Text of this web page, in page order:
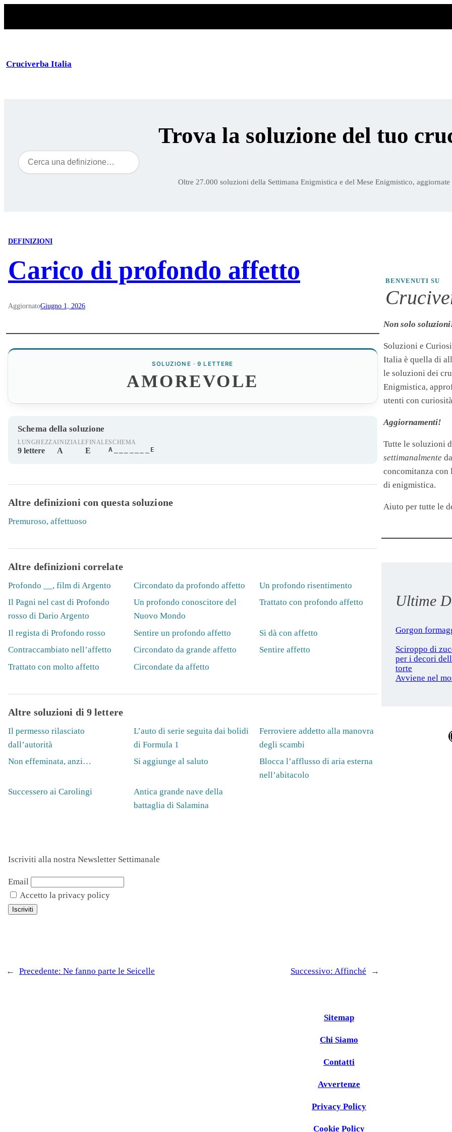
Cruciverba Italia
Trova la soluzione del tuo
Cerca
Oltre 27.000 soluzioni della Settimana Enigmistica e del Mese Enigmistico, aggiornate
DEFINIZIONI
Carico di profondo affetto
AggiornatoGiugno 1, 2026
SOLUZIONE · 9 LETTERE
AMOREVOLE
Schema della soluzione
LUNGHEZZA
9 lettere
INIZIALE
A
FINALE
E
SCHEMA
A_______E
Altre definizioni con questa soluzione
Premuroso, affettuoso
Altre definizioni correlate
Profondo __, film di Argento Circondato da profondo affetto
Un profondo risentimento
Il Pagni nel cast di Profondo
rosso di Dario Argento
Un profondo conoscitore del
Nuovo Mondo
Trattato con profondo affetto
Il regista di Profondo rosso Sentire un profondo affetto
Si dà con affetto
Contraccambiato nell’affetto
Circondato da grande affetto
Sentire affetto
Trattato con molto affetto
Circondate da affetto
Altre soluzioni di 9 lettere
Il permesso rilasciato
dall’autorità
L’auto di serie seguita dai bolidi
di Formula 1
Ferroviere addetto alla manovra
degli scambi
Non effeminata, anzi…
Si aggiunge al saluto
Blocca l’afflusso di aria esterna
nell’abitacolo
Successero ai Carolingi
Antica grande nave della
battaglia di Salamina
Iscriviti alla nostra Newsletter Settimanale
Email
Accetto la privacy policy
← Precedente: Ne fanno parte le Seicelle Successivo: Affinché →
BENVENUTI SU
Non solo
Soluzioni e
Italia è quella di
le soluzioni dei
Enigmistica,
utenti con
Aggiornamenti!
Tutte le soluzioni
settimanalmente
concomitanza
di enigmistica.
Aiuto per tutte le
Ultime
Gorgon
Sciroppo di
per i decori
torte
Avviene nel
Sitemap
Chi Siamo
Contatti
Avvertenze
Privacy Policy
Cookie Policy